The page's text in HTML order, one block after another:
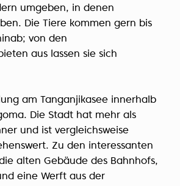
umgeben, in denen
Die Tiere kommen gern bis
von den
aus lassen sie sich
am Tanganjikasee innerhalb
Die Stadt hat mehr als
und ist vergleichsweise
Zu den interessanten
alten Gebäude des Bahnhofs,
eine Werft aus der